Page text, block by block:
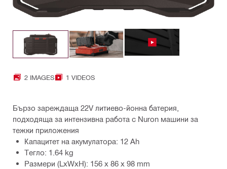
2 IMAGES 1 VIDEOS
Бързо зареждаща 22V литиево-йонна батерия,
подходяща за интензивна работа с Nuron машини за
тежки приложения
Капацитет на акумулатора: 12 Ah
Тегло: 1.64 kg
Размери (LxWxH): 156 x 86 x 98 mm